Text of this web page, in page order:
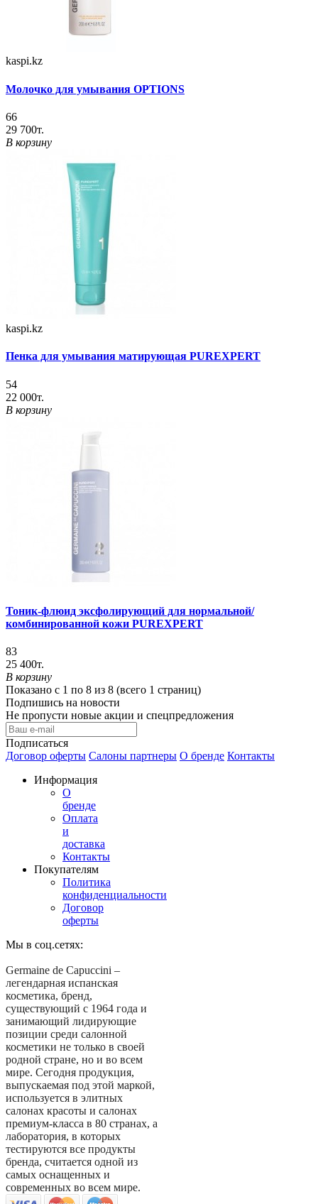
kaspi.kz
Молочко для умывания OPTIONS
66
29 700т.
В корзину
kaspi.kz
Пенка для умывания матирующая PUREXPERT
54
22 000т.
В корзину
Тоник-флюид эксфолирующий для нормальной/
комбинированной кожи PUREXPERT
83
25 400т.
В корзину
Показано с 1 по 8 из 8 (всего 1 страниц)
Подпишись на новости
Не пропусти новые акции и спецпредложения
Подписаться
Договор оферты Салоны партнеры О бренде Контакты
Информация
О
бренде
Оплата
и
доставка
Контакты
Покупателям
Политика
конфиденциальности
Договор
оферты
Мы в соц.сетях:
Germaine de Capuccini –
легендарная испанская
косметика, бренд,
существующий с 1964 года и
занимающий лидирующие
позиции среди салонной
косметики не только в своей
родной стране, но и во всем
мире. Сегодня продукция,
выпускаемая под этой маркой,
используется в элитных
салонах красоты и салонах
премиум-класса в 80 странах, а
лаборатория, в которых
тестируются все продукты
бренда, считается одной из
самых оснащенных и
современных во всем мире.